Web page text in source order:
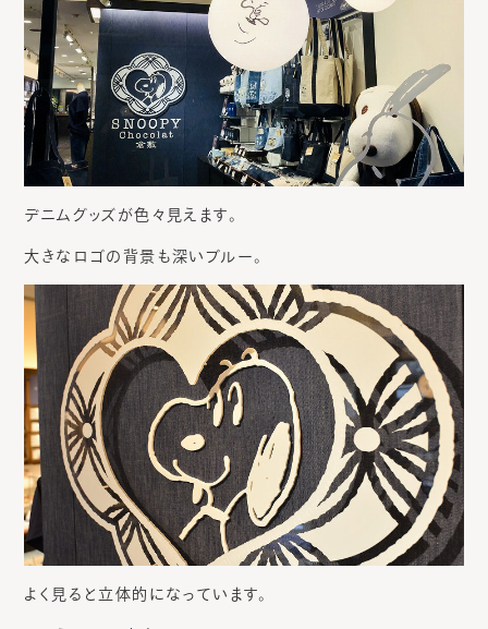
デニムグッズが色々見えます。
大きなロゴの背景も深いブルー。
よく見ると立体的になっています。